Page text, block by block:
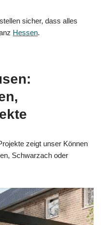
sicher, dass alles
Hessen.
zeigt unser Können
Schwarzach oder